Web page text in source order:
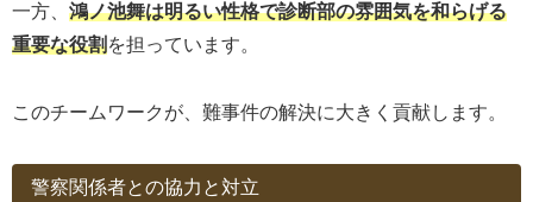
一方、 鴻ノ池舞は明るい性格で診断部の雰囲気を和らげる
重要な役割を担っています。
このチームワークが、難事件の解決に大きく貢献します。
警察関係者との協力と対立